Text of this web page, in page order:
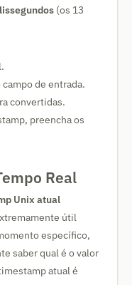
(os 13
de entrada.
convertidas.
preencha os
Real
Unix atual
útil
específico,
saber qual é o valor
atual é